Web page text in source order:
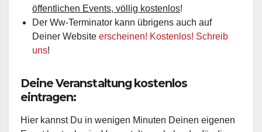
öffentlichen Events, völlig kostenlos!
Der Ww-Terminator kann übrigens auch auf
Deiner Website erscheinen! Kostenlos! Schreib
uns!
Deine Veranstaltung kostenlos
eintragen:
Hier kannst Du in wenigen Minuten Deinen eigenen